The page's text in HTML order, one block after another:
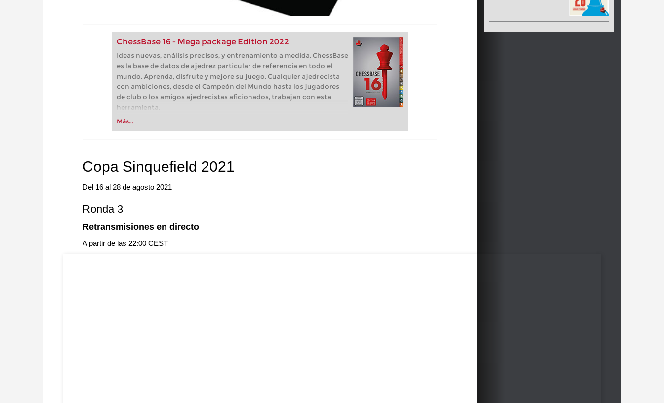
ChessBase 16 - Mega package Edition 2022
Ideas nuevas, análisis precisos, y entrenamiento a medida. ChessBase
es la base de datos de ajedrez particular de referencia en todo el
mundo. Aprenda, disfrute y mejore su juego. Cualquier ajedrecista
con ambiciones, desde el Campeón del Mundo hasta los jugadores
de club o los amigos ajedrecistas aficionados, trabajan con esta
herramienta.
Más...
Copa Sinquefield 2021
Del 16 al 28 de agosto 2021
Ronda 3
Retransmisiones en directo
A partir de las 22:00 CEST